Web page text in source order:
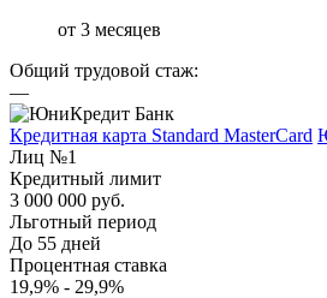
от 3 месяцев
Общий трудовой стаж:
—
Кредитная карта Standard MasterCard
Лиц №1
Кредитный лимит
3 000 000 руб.
Льготный период
До 55 дней
Процентная ставка
19,9% - 29,9%